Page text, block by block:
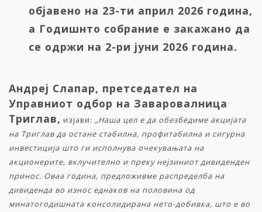
објавено на 23-ти април 2026 година,
а Годишнто собрание е закажано да
се одржи на 2-ри јуни 2026 година.
Андреј Слапар, претседател на
Управниот одбор на Заваровалница
Триглав, изјави: „Наша цел е да обезбедиме акцијата
на Триглав да остане стабилна, профитабилна и сигурна
инвестиција што ги исполнува очекувањата на
акционерите, вклучително и преку нејзиниот дивиденден
принос. Оваа година, предложивме распределба на
дивиденда во износ еднаков на половина од
минатогодишната консолидирана нето-добивка, што е во